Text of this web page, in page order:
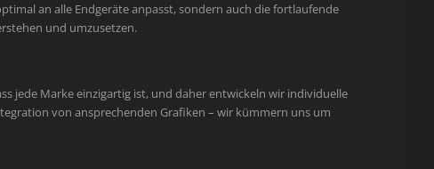
an alle Endgeräte anpasst, sondern auch die fortlaufende
und umzusetzen.
jede Marke einzigartig ist, und daher entwickeln wir individuelle
von ansprechenden Grafiken – wir kümmern uns um